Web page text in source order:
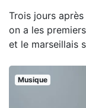
Trois jours
on a les
et le marseillais
Musique